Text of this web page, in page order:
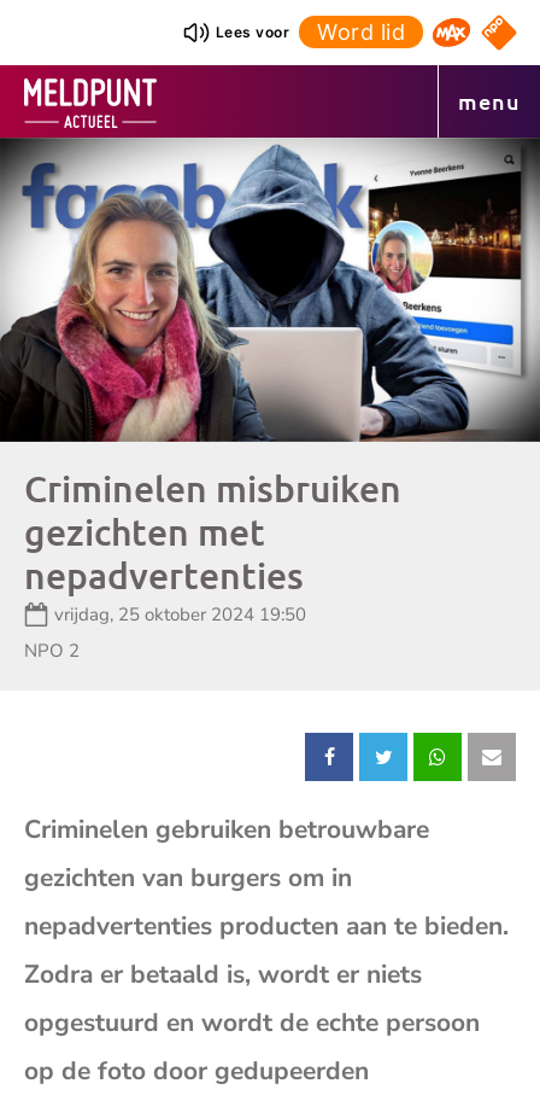
inhoud
Lees voor Word lid Omroep
NPO
menu
Criminelen misbruiken
gezichten met
nepadvertenties
Datum:
vrijdag, 25 oktober 2024 19:50
Zender:
NPO 2
Deel
dit
op
Facebook
Deel
dit
op
X
Deel
Criminelen gebruiken betrouwbare
gezichten van burgers om in
nepadvertenties producten aan te bieden.
Zodra er betaald is, wordt er niets
opgestuurd en wordt de echte persoon
op de foto door gedupeerden